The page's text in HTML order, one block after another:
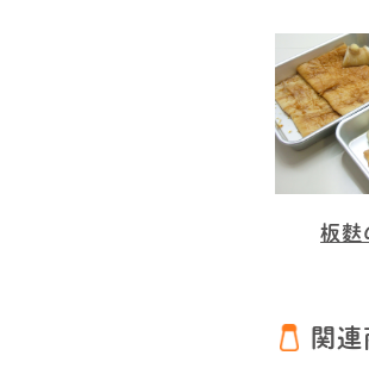
板麩
関連